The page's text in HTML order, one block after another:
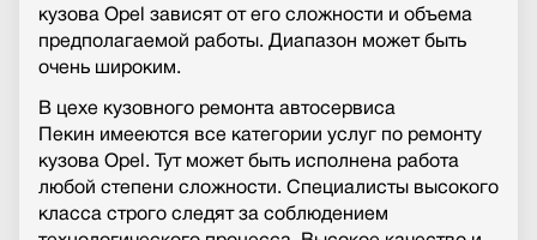
кузова Opel зависят от его сложности и объема
предполагаемой работы. Диапазон может быть
очень широким.
В цехе кузовного ремонта автосервиса
Пекин имееются все категории услуг по ремонту
кузова Opel. Тут может быть исполнена работа
любой степени сложности. Специалисты высокого
класса строго следят за соблюдением